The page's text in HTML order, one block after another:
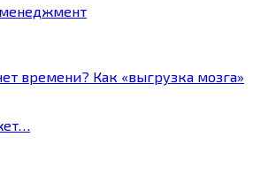
времени? Как «выгрузка мозга»